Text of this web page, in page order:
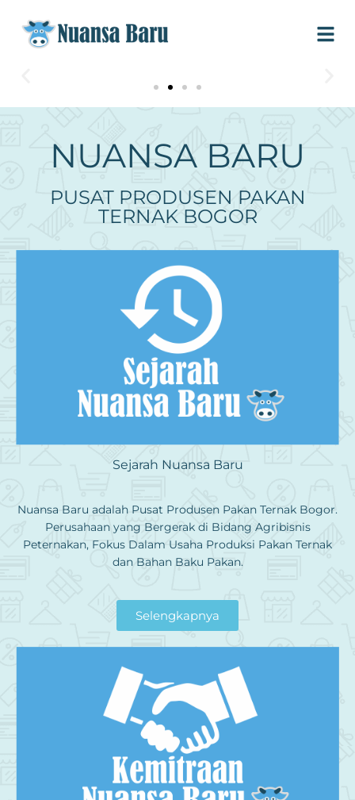
NUANSA BARU
PUSAT PRODUSEN PAKAN
TERNAK BOGOR
Sejarah Nuansa Baru
Nuansa Baru adalah Pusat Produsen Pakan Ternak Bogor.
Perusahaan yang Bergerak di Bidang Agribisnis
Peternakan, Fokus Dalam Usaha Produksi Pakan Ternak
dan Bahan Baku Pakan.
Selengkapnya